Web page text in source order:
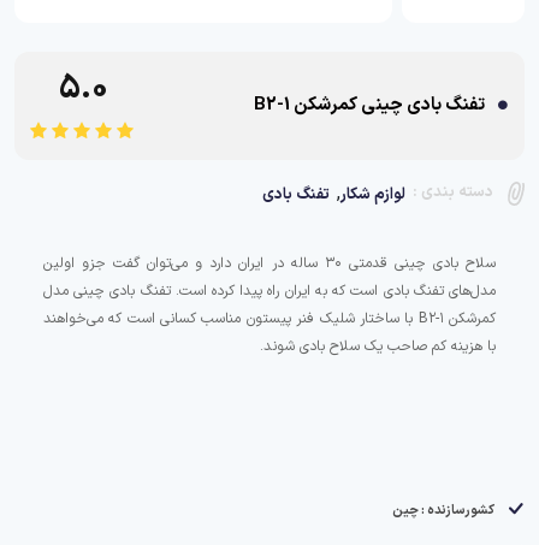
تفنگ بادی چینی کمرشکن B2-1 5.0
دسته بندی : لوازم شکار, تفنگ بادی
سلاح بادی چینی قدمتی ۳۰ ساله در ایران دارد و می‌توان گفت جزو اولین
مدل‌های تفنگ بادی است که به ایران راه پیدا کرده است. تفنگ بادی چینی مدل
کمرشکن B۲-۱ با ساختار شلیک فنر پیستون مناسب کسانی است که می‌خواهند
کشورسازنده : چین